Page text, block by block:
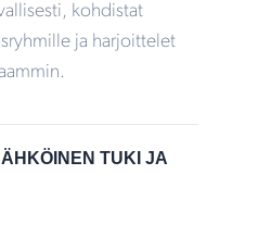
kohdistat
ja harjoittelet
TUKI JA